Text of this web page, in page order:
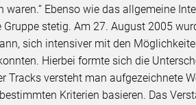
waren.“ Ebenso wie das allgemeine
stetig. Am 27. August 2005
sich intensiver mit den
Hierbei formte sich die
Tracks versteht man aufgezeichnete
Kriterien basieren. Das